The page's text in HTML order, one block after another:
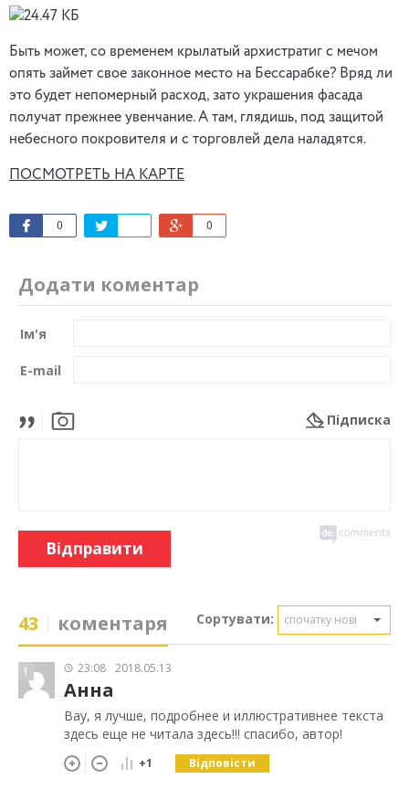
Быть может, со временем крылатый архистратиг с мечом
опять займет свое законное место на Бессарабке? Вряд ли
это будет непомерный расход, зато украшения фасада
получат прежнее увенчание. А там, глядишь, под защитой
небесного покровителя и с торговлей дела наладятся.
ПОСМОТРЕТЬ НА КАРТЕ
0 0
Додати коментар
Ім'я
E-mail
Підписка
Відправити
43 коментаря Сортувати: спочатку нові
1 23:08 2018.05.13
Анна
Вау, я лучше, подробнее и иллюстративнее текста
здесь еще не читала здесь!!! спасибо, автор!
+1 Відповісти